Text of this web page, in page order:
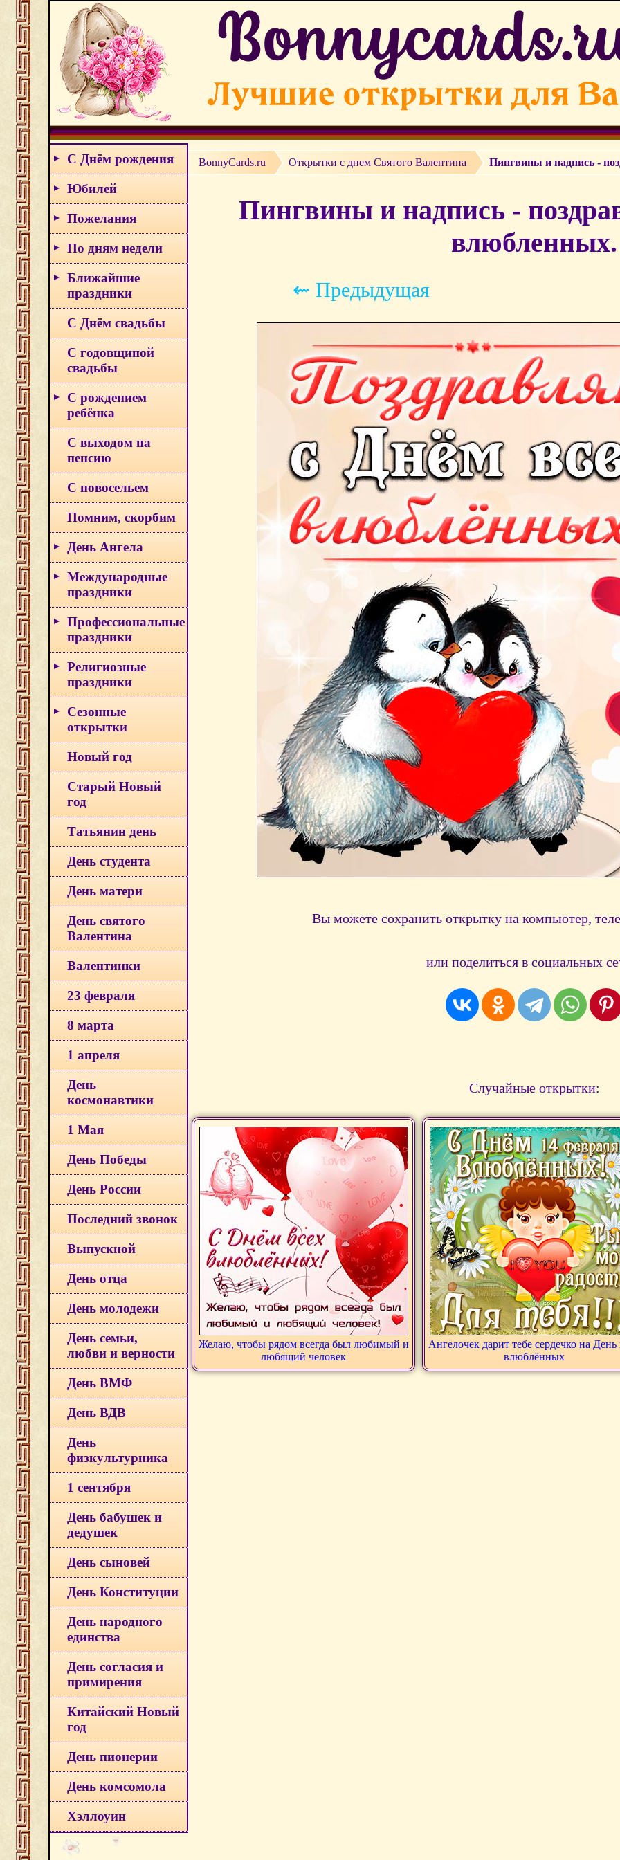
С Днём рождения
Юбилей
Пожелания
По дням недели
Ближайшие
праздники
С Днём свадьбы
С годовщиной
свадьбы
С рождением
ребёнка
С выходом на
пенсию
С новосельем
Помним, скорбим
День Ангела
Международные
праздники
Профессиональные
праздники
Религиозные
праздники
Сезонные
открытки
Новый год
Старый Новый
год
Татьянин день
День студента
День матери
День святого
Валентина
Валентинки
23 февраля
8 марта
1 апреля
День
космонавтики
1 Мая
День Победы
День России
Последний звонок
Выпускной
День отца
День молодежи
День семьи,
любви и верности
День ВМФ
День ВДВ
День
физкультурника
1 сентября
День бабушек и
дедушек
День сыновей
День Конституции
День народного
единства
День согласия и
примирения
Китайский Новый
год
День пионерии
День комсомола
Хэллоуин
BonnyCards.ru Открытки c днем Святого Валентина Пингвины и надпись -
Пингвины и надпись -
влюбленных.
⇜ Предыдущая
Вы можете сохранить открытку на компьютер,
или поделиться в социальных
Случайные открытки:
Желаю, чтобы рядом всегда был любимый и
любящий человек
Ангелочек дарит тебе сердечко на День
влюблённых